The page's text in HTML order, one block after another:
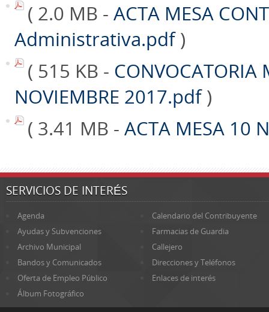
( 2.0 MB - ACTA MESA
Administrativa.pdf)
( 515 KB - CONVOCATORIA
NOVIEMBRE 2017.pdf)
( 3.41 MB - ACTA MESA 10
SERVICIOS DE INTERÉS
Agenda
Calendario del Contribuyente
Ayudas y Subvenciones
Farmacias de Guardia
Archivo Municipal
Callejero
Bandos y Comunicados
Direcciones y Teléfonos
Oferta de Empleo Público
Enlaces de interés
Álbum Fotográfico